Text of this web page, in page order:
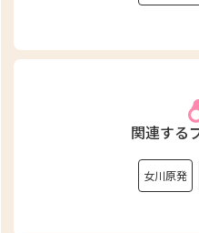
関連する
女川原発